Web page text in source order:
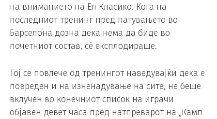
на вниманието на Ел Класико. Кога на
последниот тренинг пред патувањето во
Барселона дозна дека нема да биде во
почетниот состав, сè експлодираше.
Тој се повлече од тренингот наведувајќи дека е
повреден и на изненадување на сите, не беше
вклучен во конечниот список на играчи
објавен девет часа пред натпреварот на „Камп